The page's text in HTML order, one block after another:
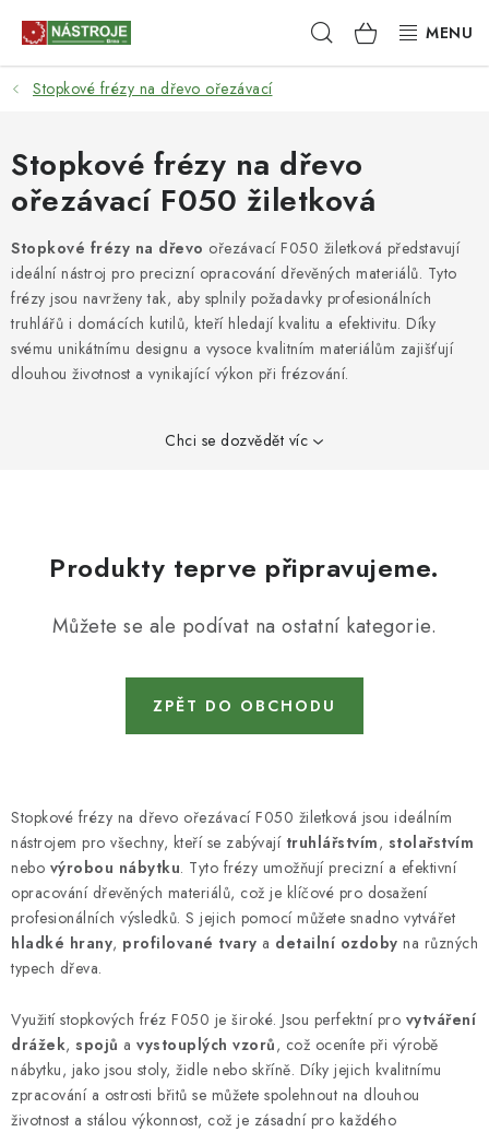
Hledat NÁKUPNÍ
KOŠÍK
NÁSTROJE
AKCE
BRUSIVO
ELEKTRONÁŘADÍ
LEPENÍ A SPOJOVÁNÍ
RUČNÍ NÁŘADÍ, PŘÍPRAVKY
NÁSTROJE PRO OPRACOVÁNÍ KOVU
NÁSTROJE PRO FRÉZOVÁNÍ
NÁSTROJE PRO ŘEZÁNÍ KOVU
POTŘEBUJI DOBRÝ STROJ
Moje objednávka
Stopkové frézy na dřevo ořezávací
Stopkové frézy na dřevo
ořezávací F050 žiletková
Stopkové frézy na dřevo ořezávací F050 žiletková představují
ideální nástroj pro precizní opracování dřevěných materiálů. Tyto
frézy jsou navrženy tak, aby splnily požadavky profesionálních
truhlářů i domácích kutilů, kteří hledají kvalitu a efektivitu. Díky
svému unikátnímu designu a vysoce kvalitním materiálům zajišťují
dlouhou životnost a vynikající výkon při frézování.
Chci se dozvědět víc
Produkty teprve připravujeme.
Můžete se ale podívat na ostatní kategorie.
ZPĚT DO OBCHODU
Stopkové frézy na dřevo ořezávací F050 žiletková jsou ideálním
nástrojem pro všechny, kteří se zabývají truhlářstvím, stolařstvím
nebo výrobou nábytku. Tyto frézy umožňují precizní a efektivní
opracování dřevěných materiálů, což je klíčové pro dosažení
profesionálních výsledků. S jejich pomocí můžete snadno vytvářet
hladké hrany, profilované tvary a detailní ozdoby na různých
typech dřeva.
Využití stopkových fréz F050 je široké. Jsou perfektní pro vytváření
drážek, spojů a vystouplých vzorů, což oceníte při výrobě
nábytku, jako jsou stoly, židle nebo skříně. Díky jejich kvalitnímu
zpracování a ostrosti břitů se můžete spolehnout na dlouhou
životnost a stálou výkonnost, což je zásadní pro každého